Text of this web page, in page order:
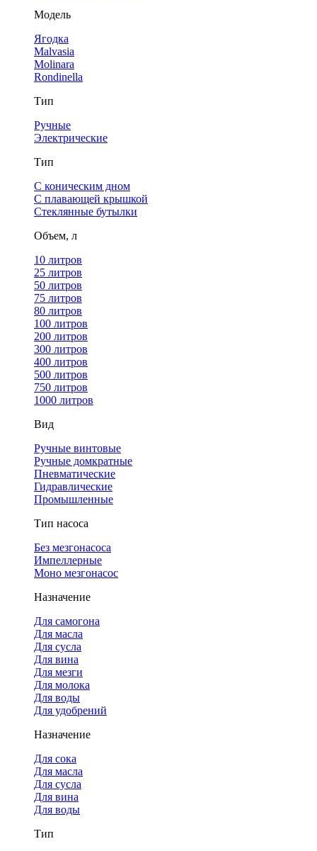
Модель
Ягодка
Malvasia
Molinara
Rondinella
Тип
Ручные
Электрические
Тип
С коническим дном
С плавающей крышкой
Стеклянные бутылки
Объем, л
10 литров
25 литров
50 литров
75 литров
80 литров
100 литров
200 литров
300 литров
400 литров
500 литров
750 литров
1000 литров
Вид
Ручные винтовые
Ручные домкратные
Пневматические
Гидравлические
Промышленные
Тип насоса
Без мезгонасоса
Импеллерные
Моно мезгонасос
Назначение
Для самогона
Для масла
Для сусла
Для вина
Для мезги
Для молока
Для воды
Для удобрений
Назначение
Для сока
Для масла
Для сусла
Для вина
Для воды
Тип